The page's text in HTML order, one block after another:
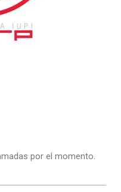
por el momento.